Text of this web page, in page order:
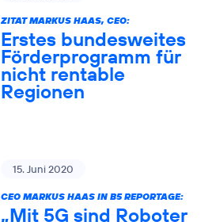
ZITAT MARKUS HAAS, CEO:
Erstes bundesweites
Förderprogramm für
nicht rentable
Regionen
15. Juni 2020
CEO MARKUS HAAS IN B5 REPORTAGE:
„Mit 5G sind Roboter